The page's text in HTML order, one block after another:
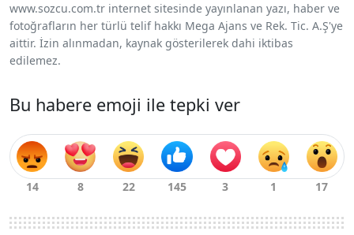
www.sozcu.com.tr internet sitesinde yayınlanan yazı, haber ve
fotoğrafların her türlü telif hakkı Mega Ajans ve Rek. Tic. A.Ş'ye
aittir. İzin alınmadan, kaynak gösterilerek dahi iktibas
edilemez.
Bu habere emoji ile tepki ver